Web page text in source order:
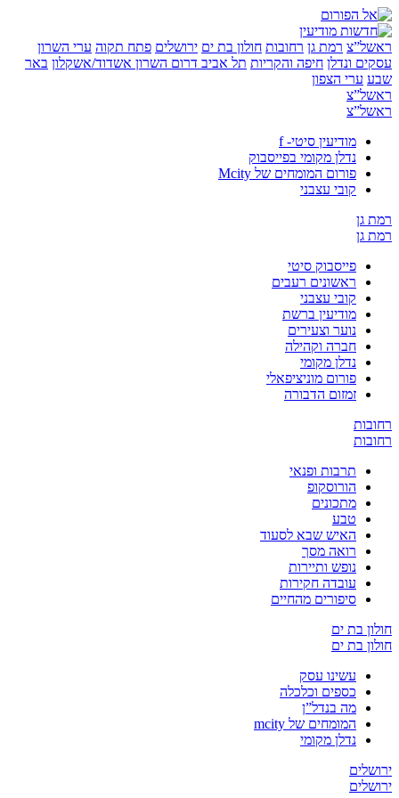
רמת גן רחובות חולון בת ים ירושלים פתח תקוה ערי השרון
ונדלן חיפה והקריות תל אביבדרום השרון אשדוד/אשקלון באר
ערי הצפון
מודיעין סיטי- f
נדלן מקומי בפייסבוק
פורום המומחים של Mcity
קובי עצבני
פייסבוק סיטי
ראשונים רעבים
קובי עצבני
מודיעין ברשת
נוער וצעירים
חברה וקהילה
נדלן מקומי
פורום מוניציפאלי
זמזום הדבורה
תרבות ופנאי
הורוסקופ
מתכונים
טבע
האיש שבא לסעוד
רואה מסך
נופש ותיירות
עובדה חקירות
סיפורים מהחיים
בת ים
בת ים
עשינו עסק
כספים וכלכלה
מה בנדל”ן
המומחים של mcity
נדלן מקומי